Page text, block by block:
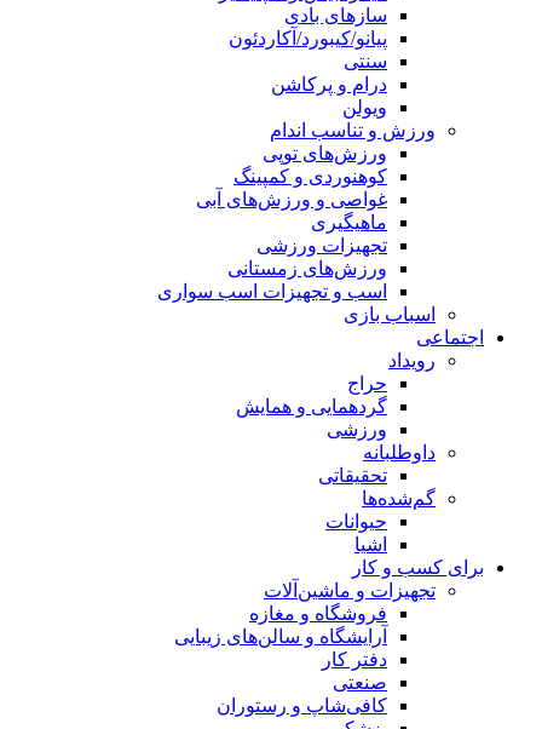
سازهای بادی
پیانو/کیبورد/آکاردئون
سنتی
درام و پرکاشن
ویولن
ورزش و تناسب اندام
ورزش‌های توپی
کوهنوردی و کمپینگ
غواصی و ورزش‌های آبی
ماهیگیری
تجهیزات ورزشی
ورزش‌های زمستانی
اسب و تجهیزات اسب سواری
اسباب‌ بازی
اجتماعی
رویداد
حراج
گردهمایی و همایش
ورزشی
داوطلبانه
تحقیقاتی
گم‌شده‌ها
حیوانات
اشیا
برای کسب و کار
تجهیزات و ماشین‌آلات
فروشگاه و مغازه
آرایشگاه و سالن‌های زیبایی
دفتر کار
صنعتی
کافی‌شاپ و رستوران